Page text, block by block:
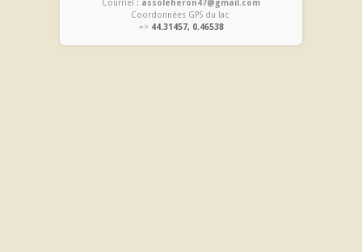
Courriel : assoleheron47@gmail.com
Coordonnées GPS du lac
=> 44.31457, 0.46538